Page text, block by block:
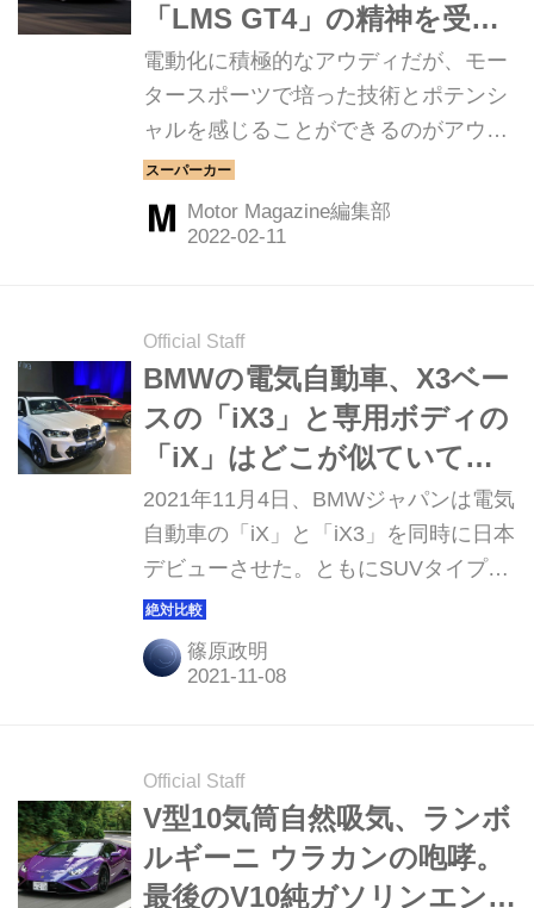
「LMS GT4」の精神を受け
継ぐ
電動化に積極的なアウディだが、モー
タースポーツで培った技術とポテンシ
ャルを感じることができるのがアウデ
ィR8クーペ V10 パフォーマンス RWD
である。スペインで行われた試乗会に
て、クーペとスパイダーの両モデルに
Motor Magazine編集部
Official Staff
BMWの電気自動車、X3ベー
スの「iX3」と専用ボディの
「iX」はどこが似ていて、
どこが違うのか
2021年11月4日、BMWジャパンは電気
自動車の「iX」と「iX3」を同時に日本
デビューさせた。ともにSUVタイプの
電気自動車だが、似ている点もあれば
違う点も多い。その違いを考察してみ
よう。
篠原政明
Official Staff
V型10気筒自然吸気、ランボ
ルギーニ ウラカンの咆哮。
最後のV10純ガソリンエン